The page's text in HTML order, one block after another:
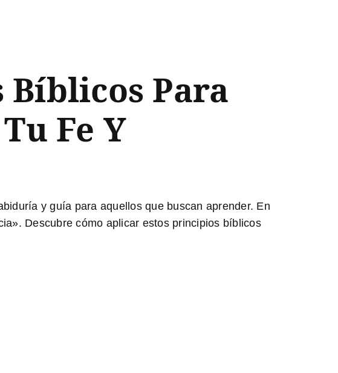
Bíblicos Para
Fe Y
y guía para aquellos que buscan aprender. En
Descubre cómo aplicar estos principios bíblicos